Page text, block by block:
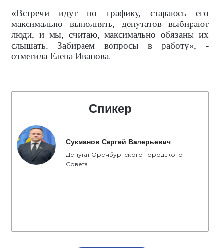
«Встречи идут по графику, стараюсь его
максимально выполнять, депутатов выбирают
люди, и мы, считаю, максимально обязаны их
слышать. Забираем вопросы в работу», -
отметила Елена Иванова.
Спикер
Сукманов Сергей Валерьевич
Депутат Оренбургского городского
Совета